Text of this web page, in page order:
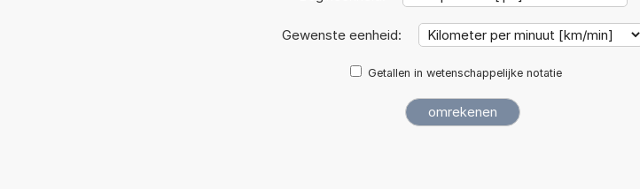
Gewenste eenheid:
Getallen in wetenschappelijke notatie